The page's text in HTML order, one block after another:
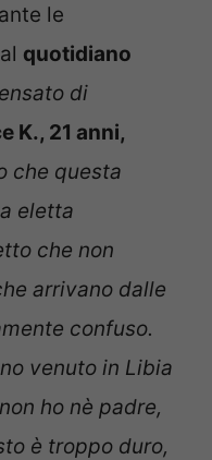
le
quotidiano
di
K., 21 anni,
che questa
eletta
che non
arrivano dalle
confuso.
venuto in Libia
ho nè padre,
è troppo duro,